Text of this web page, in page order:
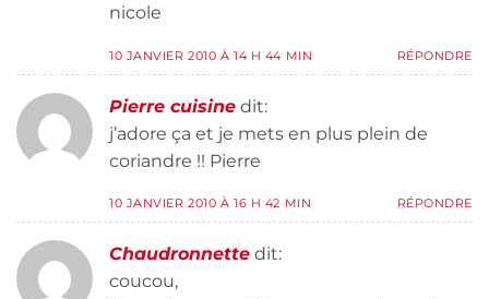
nicole
10 JANVIER 2010 À 14 H 44 MIN RÉPONDRE
Pierre cuisine dit:
j’adore ça et je mets en plus plein de
coriandre !! Pierre
10 JANVIER 2010 À 16 H 42 MIN RÉPONDRE
Chaudronnette dit:
coucou,